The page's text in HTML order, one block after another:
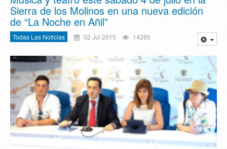
Sierra de los Molinos en una nueva edición
de “La Noche en Añil”
Todas Las Noticias 02 Jul 2015 14285